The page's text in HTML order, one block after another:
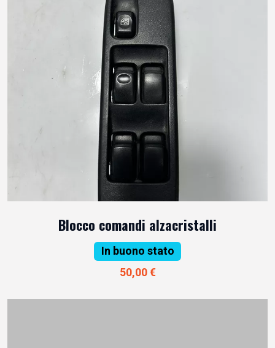
Blocco comandi alzacristalli
In buono stato
50,00 €